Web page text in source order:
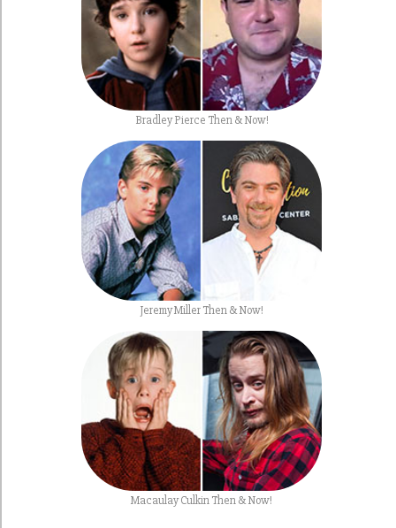
Bradley Pierce Then & Now!
Jeremy Miller Then & Now!
Macaulay Culkin Then & Now!